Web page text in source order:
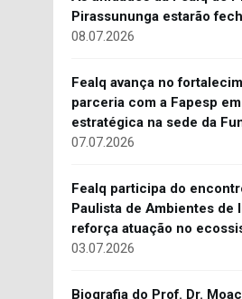
Pirassununga estarão
08.07.2026
Fealq avança no
parceria com a Fapesp
estratégica na sede da
07.07.2026
Fealq participa do
Paulista de Ambientes de
reforça atuação no
03.07.2026
Biografia do Prof. Dr.